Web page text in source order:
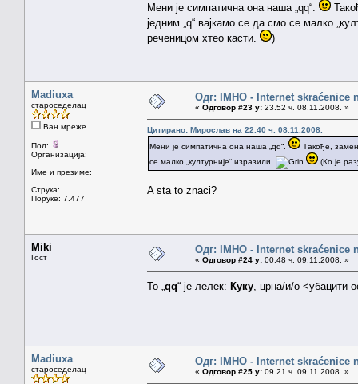
Мени је симпатична она наша „qq“.
једним „q“ вајкамо се да смо се малко
реченицом хтео касти.
)
Madiuxa
староседелац
Ван мреже
Пол:
Организација:
Име и презиме:
Струка:
Поруке: 7.477
Одг: IMHO - Internet skraćenice
« Одговор #23 у: 23.52 ч. 08.11.2008. »
Цитирано: Мирослав на 22.40 ч. 08.11.2008.
Мени је симпатична она наша „qq“.
Такође,
се малко „културније“ изразили.
(Ко је
A sta to znaci?
Miki
Гост
Одг: IMHO - Internet skraćenice
« Одговор #24 у: 00.48 ч. 09.11.2008. »
То „ qq“ је лелек: Куку , црна/и/о
Madiuxa
староседелац
Одг: IMHO - Internet skraćenice
« Одговор #25 у: 09.21 ч. 09.11.2008. »